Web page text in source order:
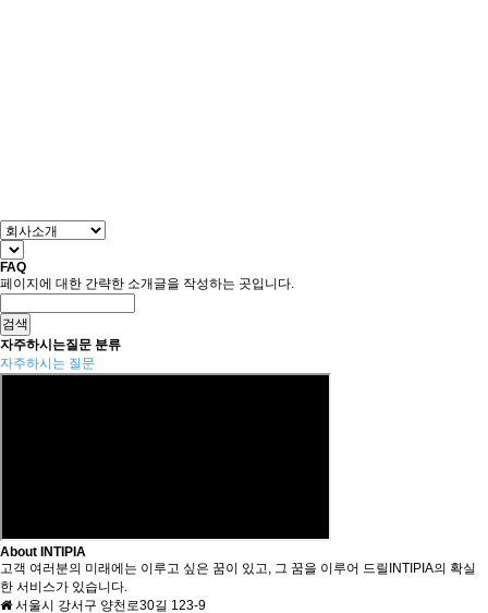
FAQ
페이지에 대한 간략한 소개글을 작성하는 곳입니다.
자주하시는질문 분류
자주하시는 질문
About INTIPIA
고객 여러분의 미래에는 이루고 싶은 꿈이 있고, 그 꿈을 이루어 드릴INTIPIA의 확실
한 서비스가 있습니다.
서울시 강서구 양천로30길 123-9